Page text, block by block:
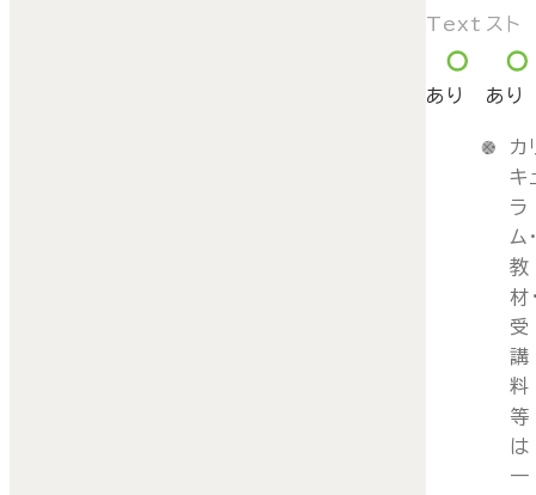
Text
あり
スト
あり
カ
キ
ラ
ム
教
材
受
講
料
等
は
一